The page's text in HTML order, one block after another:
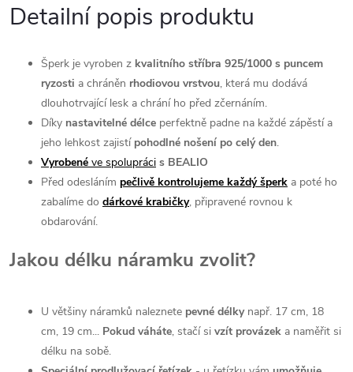
Detailní popis produktu
Šperk je vyroben z kvalitního stříbra 925/1000 s puncem
ryzosti a chráněn rhodiovou vrstvou, která mu dodává
dlouhotrvající lesk a chrání ho před zčernáním.
Díky nastavitelné délce perfektně padne na každé zápěstí a
jeho lehkost zajistípohodlné nošení po celý den.
Vyrobené ve spolupráci s BEALIO
Před odesláním pečlivě kontrolujeme každý šperk a poté ho
zabalíme do dárkové krabičky, připravené rovnou k
obdarování.
Jakou délku náramku zvolit?
U většiny náramků naleznete pevné délkynapř. 17 cm, 18
cm, 19 cm... Pokud váháte, stačí si vzít provázek a naměřit si
délku na sobě.